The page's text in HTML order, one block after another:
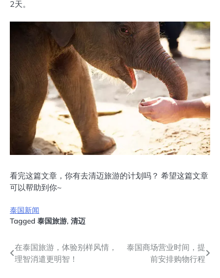
2天。
看完这篇文章，你有去清迈旅游的计划吗？ 希望这篇文章
可以帮助到你~
泰国新闻
Tagged 泰国旅游, 清迈
文
章
在泰国旅游，体验别样风情，
理智消遣更明智！
泰国商场营业时间，提
前安排购物行程